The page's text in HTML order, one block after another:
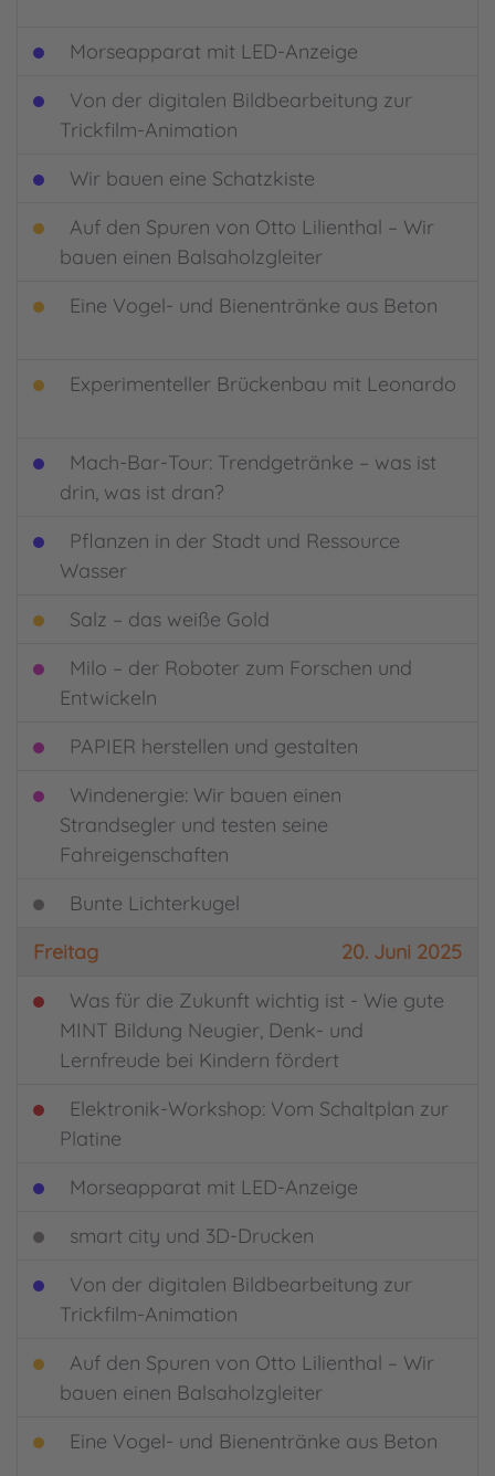
Morseapparat mit LED-Anzeige
Von der digitalen Bildbearbeitung zur
Trickfilm-Animation
Wir bauen eine Schatzkiste
Auf den Spuren von Otto Lilienthal – Wir
bauen einen Balsaholzgleiter
Eine Vogel- und Bienentränke aus Beton
Experimenteller Brückenbau mit Leonardo
Mach-Bar-Tour: Trendgetränke – was ist
drin, was ist dran?
Pflanzen in der Stadt und Ressource
Wasser
Salz – das weiße Gold
Milo – der Roboter zum Forschen und
Entwickeln
PAPIER herstellen und gestalten
Windenergie: Wir bauen einen
Strandsegler und testen seine
Fahreigenschaften
Bunte Lichterkugel
Freitag
20. Juni 2025
Was für die Zukunft wichtig ist - Wie gute
MINT Bildung Neugier, Denk- und
Lernfreude bei Kindern fördert
Elektronik-Workshop: Vom Schaltplan zur
Platine
Morseapparat mit LED-Anzeige
smart city und 3D-Drucken
Von der digitalen Bildbearbeitung zur
Trickfilm-Animation
Auf den Spuren von Otto Lilienthal – Wir
bauen einen Balsaholzgleiter
Eine Vogel- und Bienentränke aus Beton